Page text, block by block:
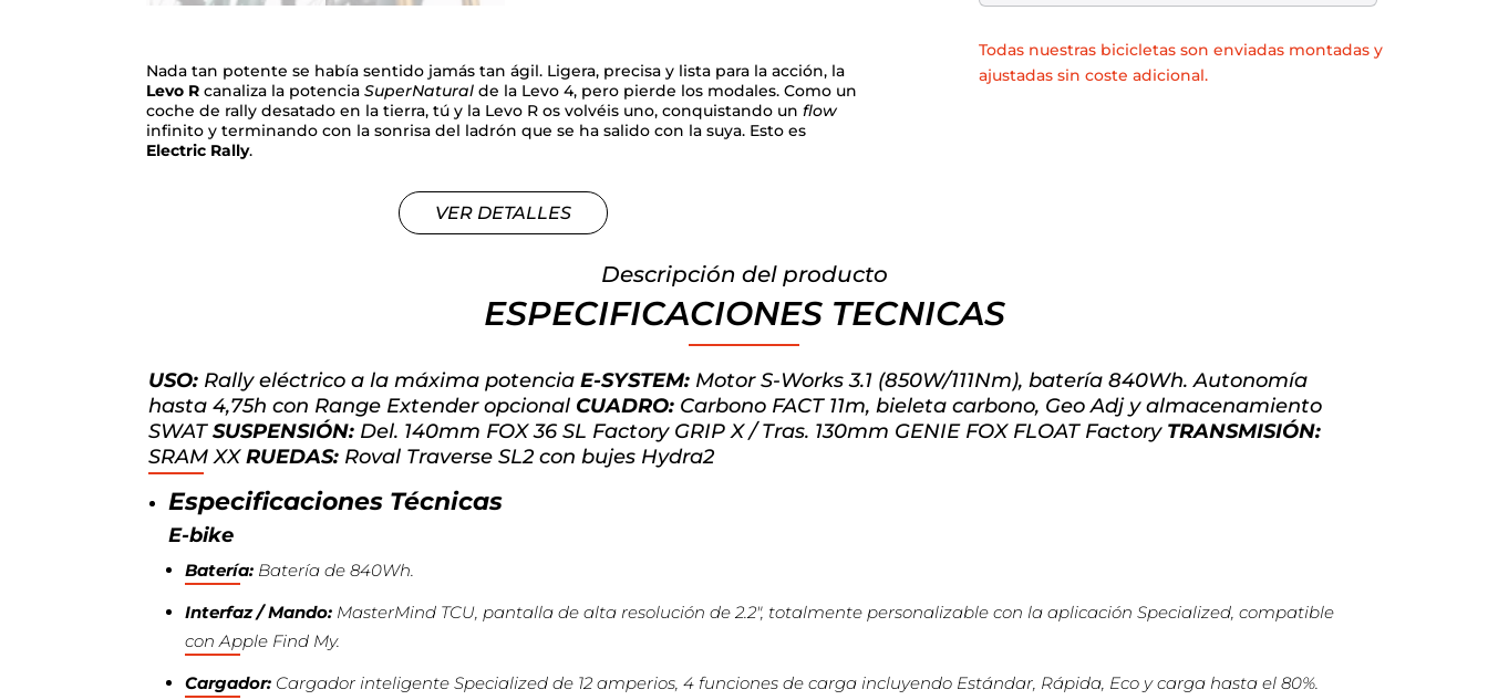
Nada tan potente se había sentido jamás tan ágil. Ligera, precisa y lista para la acción, la
Levo R canaliza la potencia SuperNatural de la Levo 4, pero pierde los modales. Como un
coche de rally desatado en la tierra, tú y la Levo R os volvéis uno, conquistando un flow
infinito y terminando con la sonrisa del ladrón que se ha salido con la suya. Esto es
Electric Rally.
VER DETALLES
Todas nuestras bicicletas son enviadas montadas y
ajustadas sin coste adicional.
Descripción del producto
ESPECIFICACIONES TECNICAS
USO: Rally eléctrico a la máxima potenciaE-SYSTEM: Motor S-Works 3.1 (850W/111Nm), batería 840Wh. Autonomía
hasta 4,75h con Range Extender opcional CUADRO: Carbono FACT 11m, bieleta carbono, Geo Adj y almacenamiento
SWATSUSPENSIÓN: Del. 140mm FOX 36 SL Factory GRIP X / Tras. 130mm GENIE FOX FLOAT Factory TRANSMISIÓN:
SRAM XXRUEDAS: Roval Traverse SL2 con bujes Hydra2
Especificaciones Técnicas
E-bike
Batería: Batería de 840Wh.
Interfaz / Mando: MasterMind TCU, pantalla de alta resolución de 2.2″, totalmente personalizable con la aplicación Specialized, compatible
con Apple Find My.
Cargador: Cargador inteligente Specialized de 12 amperios, 4 funciones de carga incluyendo Estándar, Rápida, Eco y carga hasta el 80%.